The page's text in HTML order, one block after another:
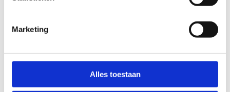
Marketing
Alles toestaan
Sport Vlaanderen Hoofdzetel
Simon Bolivarlaan 17
Over ons
Wij ondersteunen